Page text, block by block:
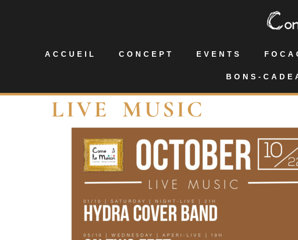
ACCUEIL CONCEPT EVENTS
BONS-
LIVE MUSIC